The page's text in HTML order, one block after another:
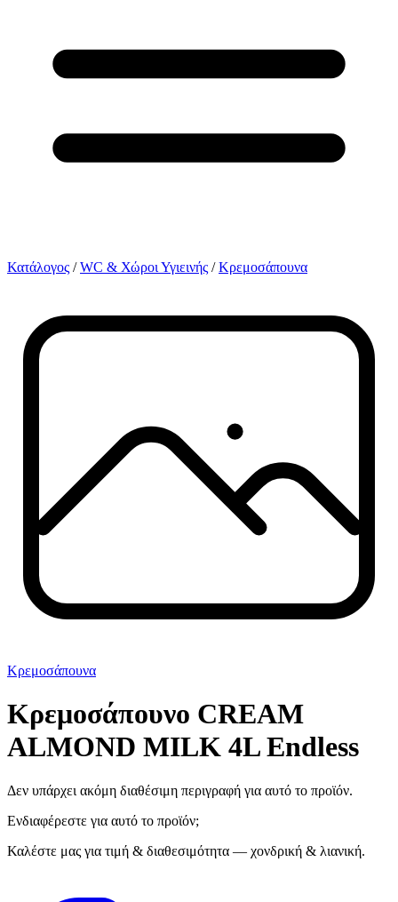
Κατάλογος / WC & Χώροι Υγιεινής / Κρεμοσάπουνα
Κρεμοσάπουνα
Κρεμοσάπουνο CREAM
ALMOND MILK 4L Endless
Δεν υπάρχει ακόμη διαθέσιμη περιγραφή για αυτό το προϊόν.
Ενδιαφέρεστε για αυτό το προϊόν;
Καλέστε μας για τιμή & διαθεσιμότητα — χονδρική & λιανική.